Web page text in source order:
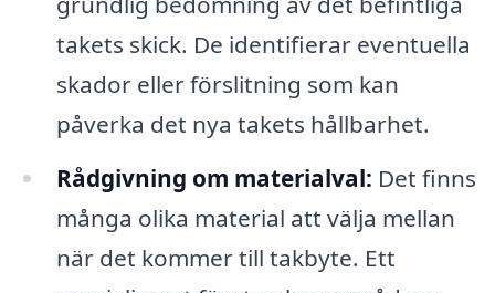
takets skick. De identifierar eventuella
skador eller förslitning som kan
påverka det nya takets hållbarhet.
Rådgivning om materialval: Det finns
många olika material att välja mellan
när det kommer till takbyte. Ett